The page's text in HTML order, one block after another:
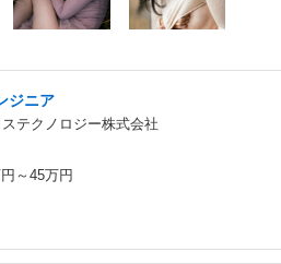
ジニア
テクノロジー株式会社
～45万円